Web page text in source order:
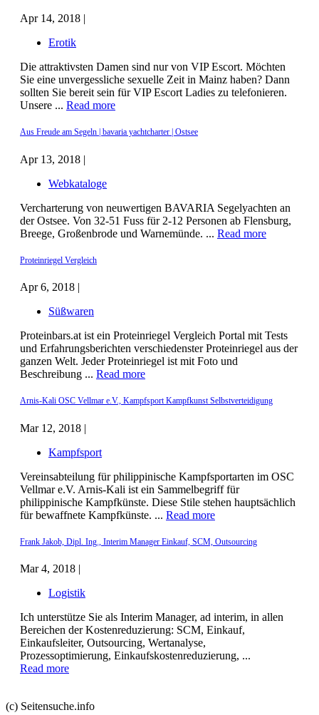
Apr 14, 2018 |
Erotik
Die attraktivsten Damen sind nur von VIP Escort. Möchten
Sie eine unvergessliche sexuelle Zeit in Mainz haben? Dann
sollten Sie bereit sein für VIP Escort Ladies zu telefonieren.
Unsere ... Read more
Aus Freude am Segeln | bavaria yachtcharter | Ostsee
Apr 13, 2018 |
Webkataloge
Vercharterung von neuwertigen BAVARIA Segelyachten an
der Ostsee. Von 32-51 Fuss für 2-12 Personen ab Flensburg,
Breege, Großenbrode und Warnemünde. ... Read more
Proteinriegel Vergleich
Apr 6, 2018 |
Süßwaren
Proteinbars.at ist ein Proteinriegel Vergleich Portal mit Tests
und Erfahrungsberichten verschiedenster Proteinriegel aus der
ganzen Welt. Jeder Proteinriegel ist mit Foto und
Beschreibung ... Read more
Arnis-Kali OSC Vellmar e.V., Kampfsport Kampfkunst Selbstverteidigung
Mar 12, 2018 |
Kampfsport
Vereinsabteilung für philippinische Kampfsportarten im OSC
Vellmar e.V. Arnis-Kali ist ein Sammelbegriff für
philippinische Kampfkünste. Diese Stile stehen hauptsächlich
für bewaffnete Kampfkünste. ... Read more
Frank Jakob, Dipl. Ing., Interim Manager Einkauf, SCM, Outsourcing
Mar 4, 2018 |
Logistik
Ich unterstütze Sie als Interim Manager, ad interim, in allen
Bereichen der Kostenreduzierung: SCM, Einkauf,
Einkaufsleiter, Outsourcing, Wertanalyse,
Prozessoptimierung, Einkaufskostenreduzierung, ...
Read more
(c) Seitensuche.info